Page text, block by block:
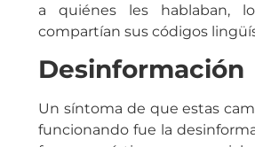
a quiénes les hablaban,
compartían sus códigos
Desinformación
Un síntoma de que estas
funcionando fue la